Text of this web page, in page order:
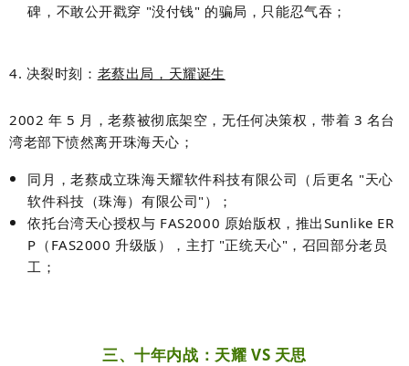
碑，不敢公开戳穿 "没付钱" 的骗局，只能忍气吞；
4. 决裂时刻： 老蔡出局，天耀诞生
2002 年 5 月，老蔡被彻底架空，无任何决策权，带着 3 名台
湾老部下愤然离开珠海天心；
同月，老蔡成立珠海天耀软件科技有限公司 （后更名 "天心
软件科技（珠海）有限公司"）；
依托台湾天心授权与 FAS2000 原始版权，推出Sunlike ER
P （FAS2000 升级版），主打 "正统天心"，召回部分老员
工；
三、十年内战：天耀 VS 天思